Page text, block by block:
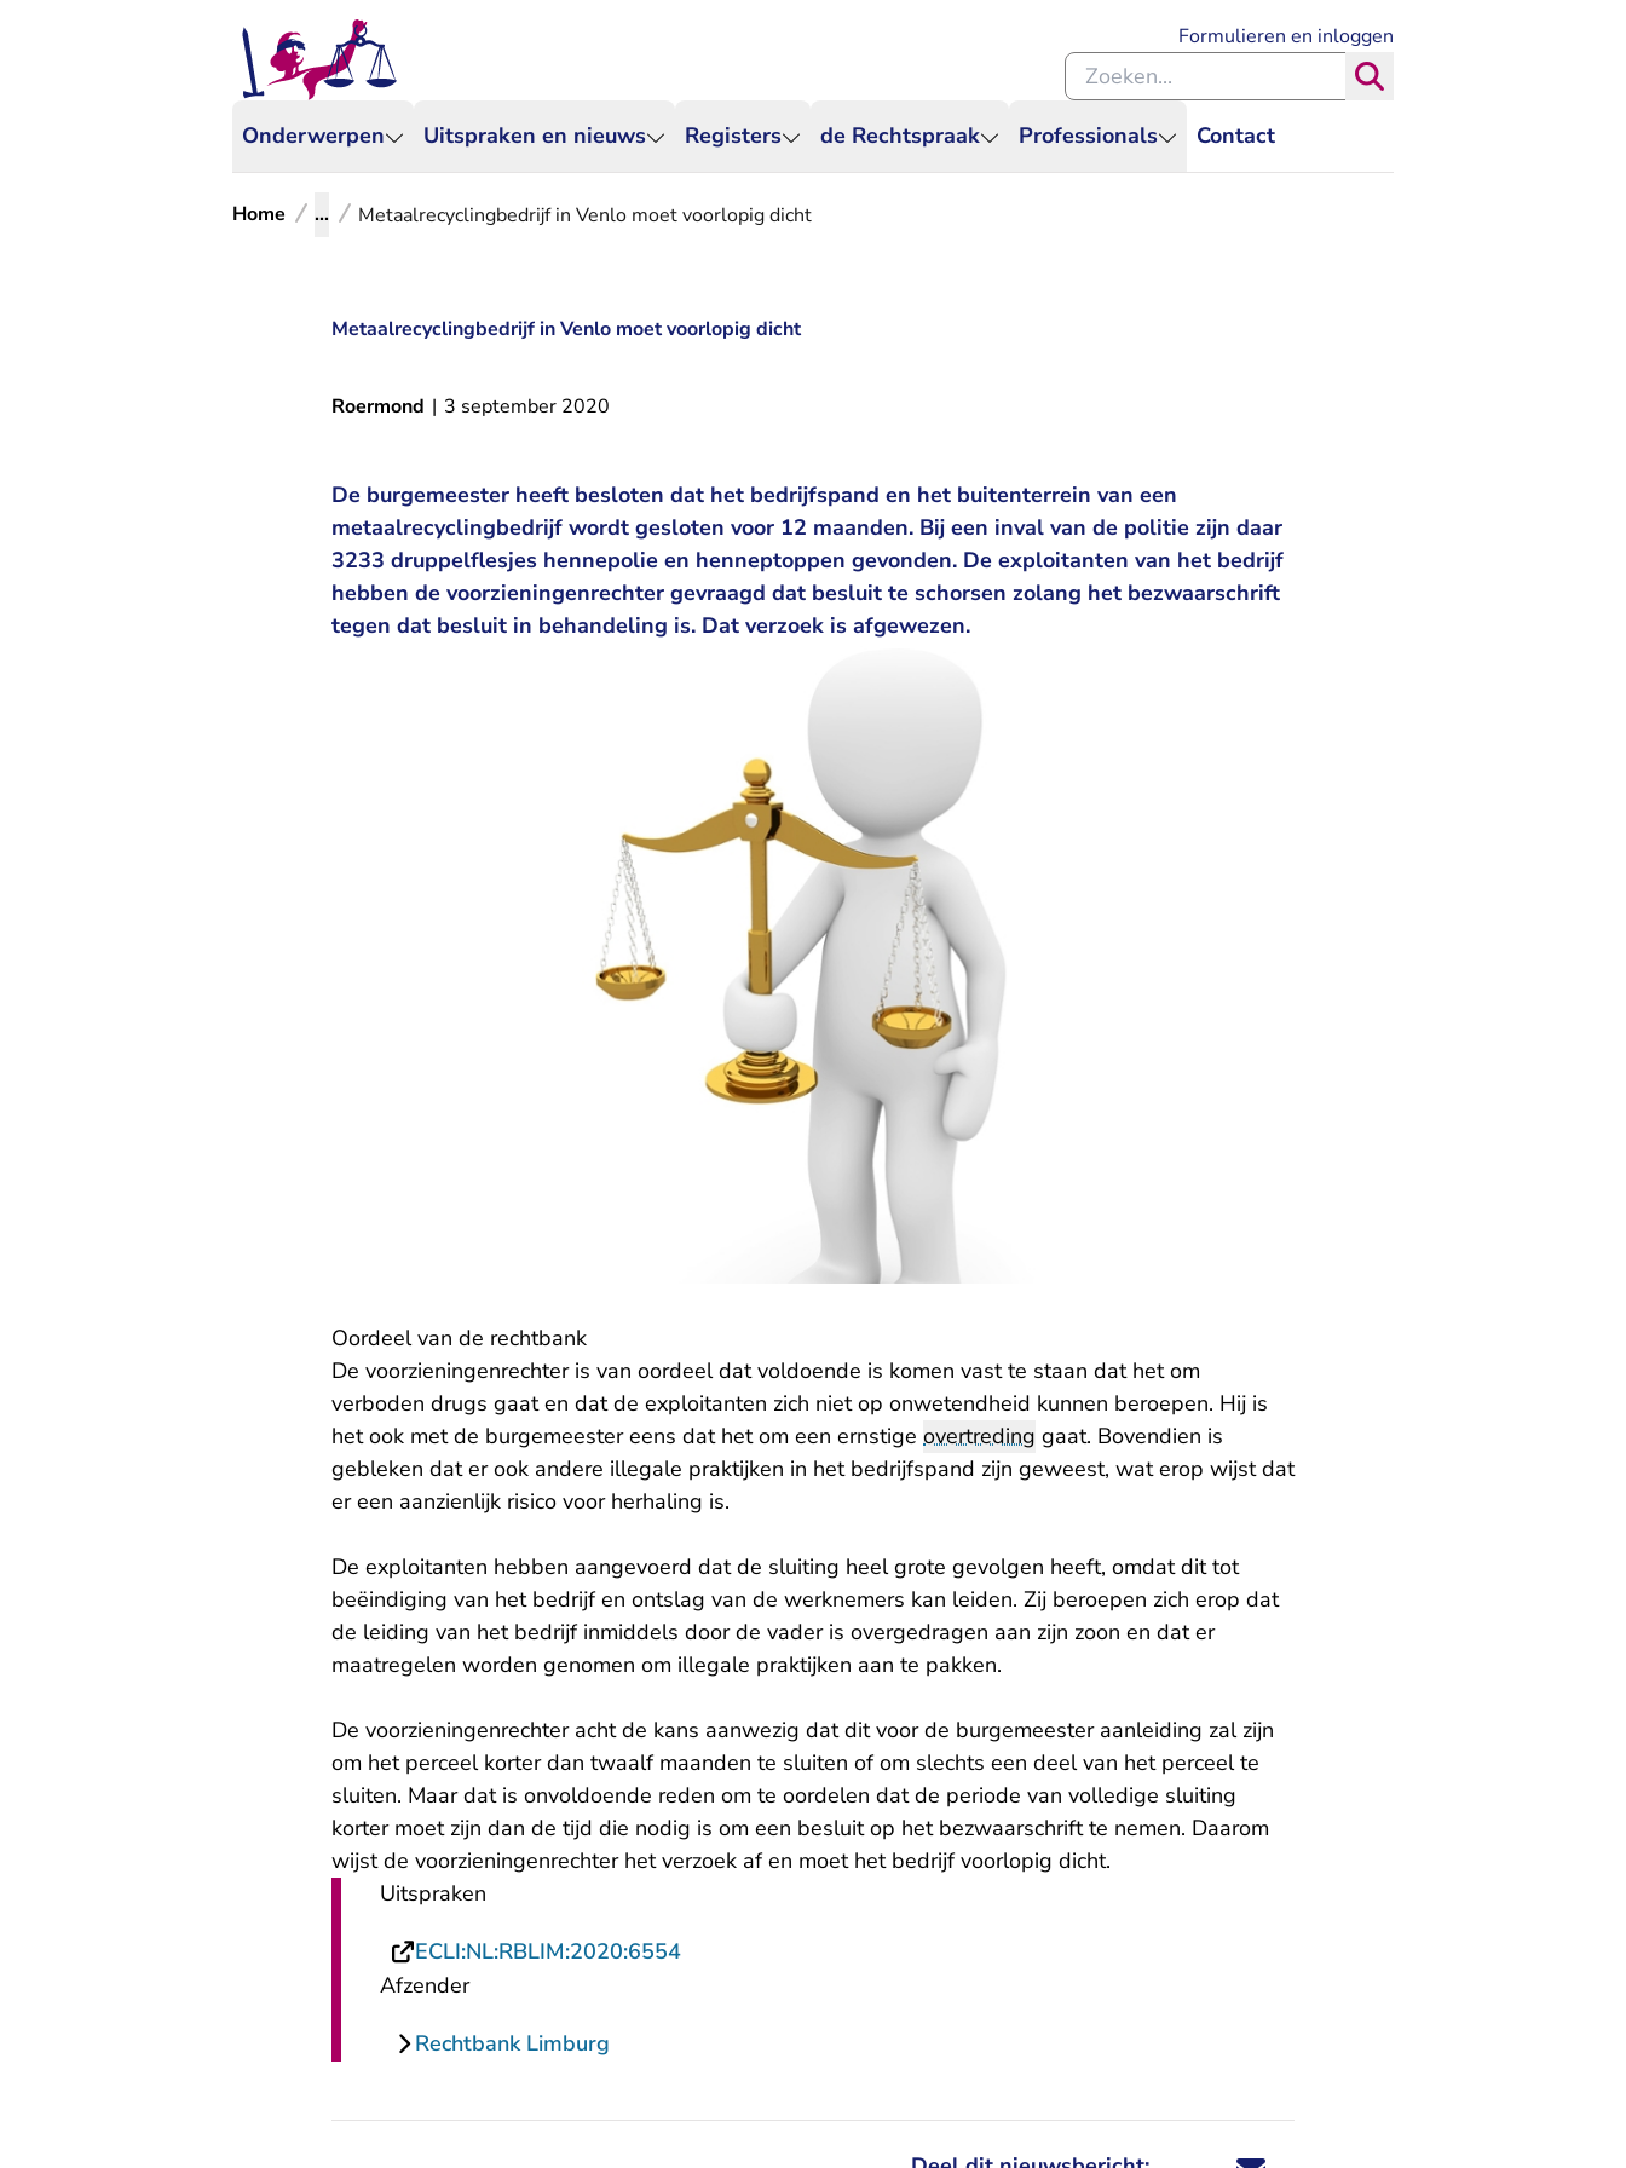
Onderwerpen Uitspraken en nieuws Registers de Rechtspraak Professionals Contact
Formulieren en inloggen
Zoeken binnen de Rechtspraak
Home ... Metaalrecyclingbedrijf in Venlo moet voorlopig dicht
Metaalrecyclingbedrijf in Venlo moet voorlopig dicht
Roermond | 3 september 2020
De burgemeester heeft besloten dat het bedrijfspand en het buitenterrein van een
metaalrecyclingbedrijf wordt gesloten voor 12 maanden. Bij een inval van de politie zijn daar
3233 druppelflesjes hennepolie en henneptoppen gevonden. De exploitanten van het bedrijf
hebben de voorzieningenrechter gevraagd dat besluit te schorsen zolang het bezwaarschrift
tegen dat besluit in behandeling is. Dat verzoek is afgewezen.
Oordeel van de rechtbank
De voorzieningenrechter is van oordeel dat voldoende is komen vast te staan dat het om
verboden drugs gaat en dat de exploitanten zich niet op onwetendheid kunnen beroepen. Hij is
het ook met de burgemeester eens dat het om een ernstige overtreding gaat. Bovendien is
gebleken dat er ook andere illegale praktijken in het bedrijfspand zijn geweest, wat erop wijst dat
er een aanzienlijk risico voor herhaling is.
De exploitanten hebben aangevoerd dat de sluiting heel grote gevolgen heeft, omdat dit tot
beëindiging van het bedrijf en ontslag van de werknemers kan leiden. Zij beroepen zich erop dat
de leiding van het bedrijf inmiddels door de vader is overgedragen aan zijn zoon en dat er
maatregelen worden genomen om illegale praktijken aan te pakken.
De voorzieningenrechter acht de kans aanwezig dat dit voor de burgemeester aanleiding zal zijn
om het perceel korter dan twaalf maanden te sluiten of om slechts een deel van het perceel te
sluiten. Maar dat is onvoldoende reden om te oordelen dat de periode van volledige sluiting
korter moet zijn dan de tijd die nodig is om een besluit op het bezwaarschrift te nemen. Daarom
wijst de voorzieningenrechter het verzoek af en moet het bedrijf voorlopig dicht.
Uitspraken
ECLI:NL:RBLIM:2020:6554- U verlaat Rechtspraak.nl
Afzender
Rechtbank Limburg